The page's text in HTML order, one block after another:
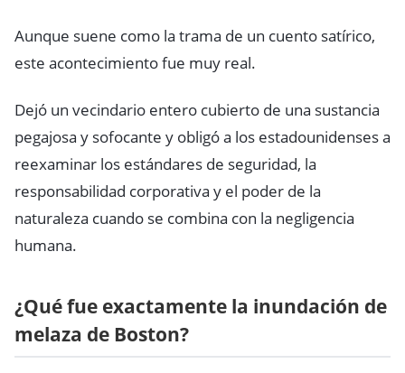
Aunque suene como la trama de un cuento satírico,
este acontecimiento fue muy real.
Dejó un vecindario entero cubierto de una sustancia
pegajosa y sofocante y obligó a los estadounidenses a
reexaminar los estándares de seguridad, la
responsabilidad corporativa y el poder de la
naturaleza cuando se combina con la negligencia
humana.
¿Qué fue exactamente la inundación de
melaza de Boston?